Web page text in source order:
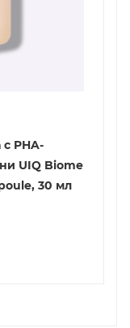
PHA-
UIQ Biome
30 мл